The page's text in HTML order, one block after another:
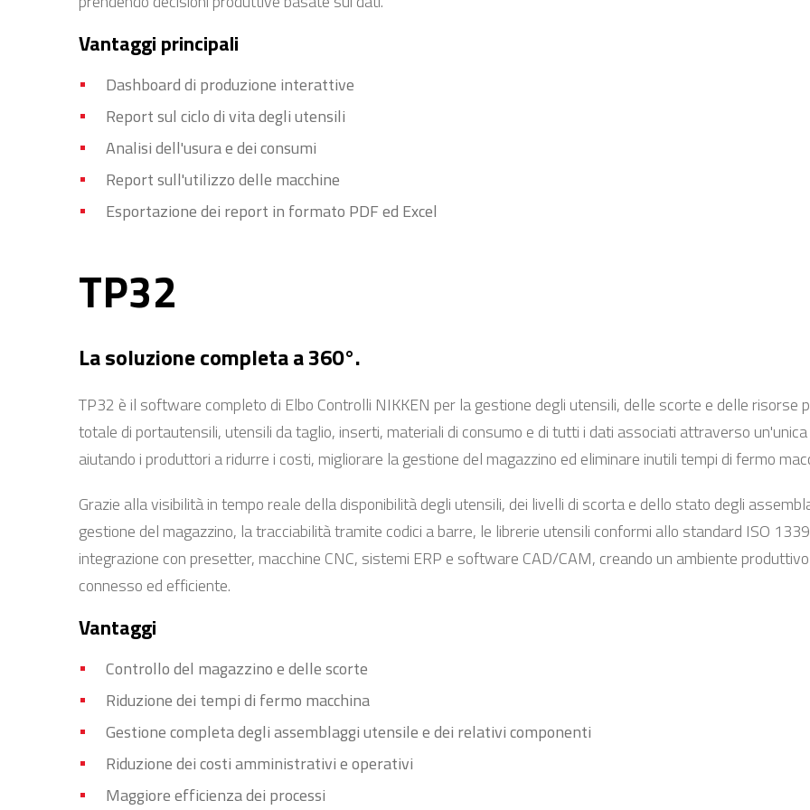
Vantaggi principali
Dashboard di produzione interattive
Report sul ciclo di vita degli utensili
Analisi dell'usura e dei consumi
Report sull'utilizzo delle macchine
Esportazione dei report in formato PDF ed Excel
TP32
La soluzione completa a 360°.
TP32 è il software completo di Elbo Controlli NIKKEN per la gestione degli utensili, delle scorte e delle risorse
totale di portautensili, utensili da taglio, inserti, materiali di consumo e di tutti i dati associati attraverso
aiutando i produttori a ridurre i costi, migliorare la gestione del magazzino ed eliminare inutili tempi di fermo
Grazie alla visibilità in tempo reale della disponibilità degli utensili, dei livelli di scorta e dello stato degli
gestione del magazzino, la tracciabilità tramite codici a barre, le librerie utensili conformi allo standard ISO
integrazione con presetter, macchine CNC, sistemi ERP e software CAD/CAM, creando un ambiente
connesso ed efficiente.
Vantaggi
Controllo del magazzino e delle scorte
Riduzione dei tempi di fermo macchina
Gestione completa degli assemblaggi utensile e dei relativi componenti
Riduzione dei costi amministrativi e operativi
Maggiore efficienza dei processi